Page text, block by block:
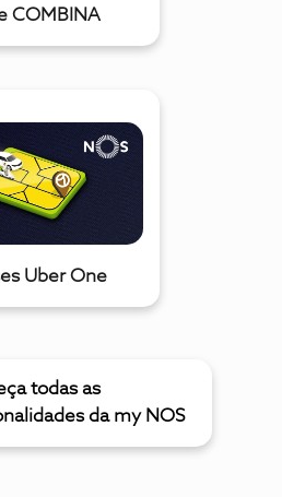
COMBINA
Uber One
todas as
da my NOS